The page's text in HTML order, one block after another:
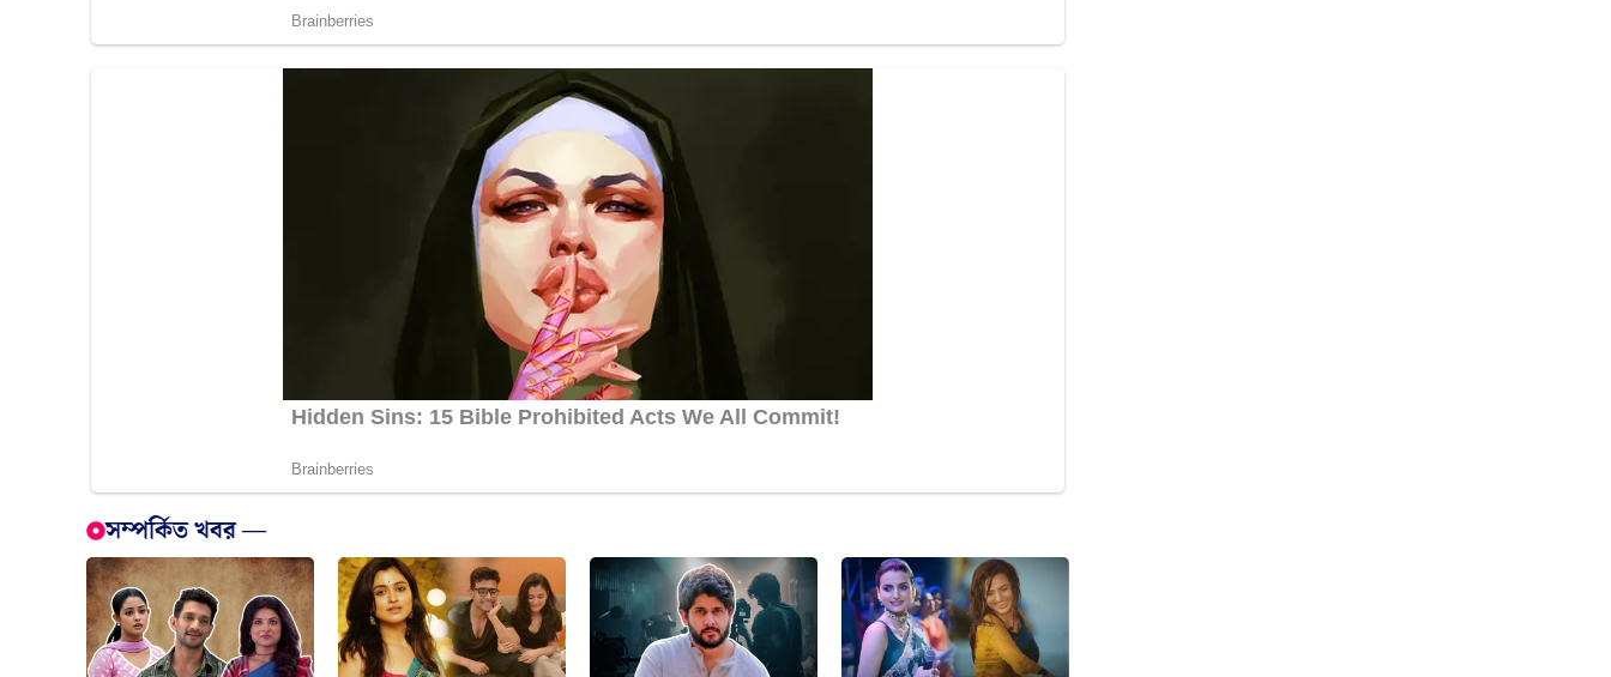
সম্পর্কিত খবর —